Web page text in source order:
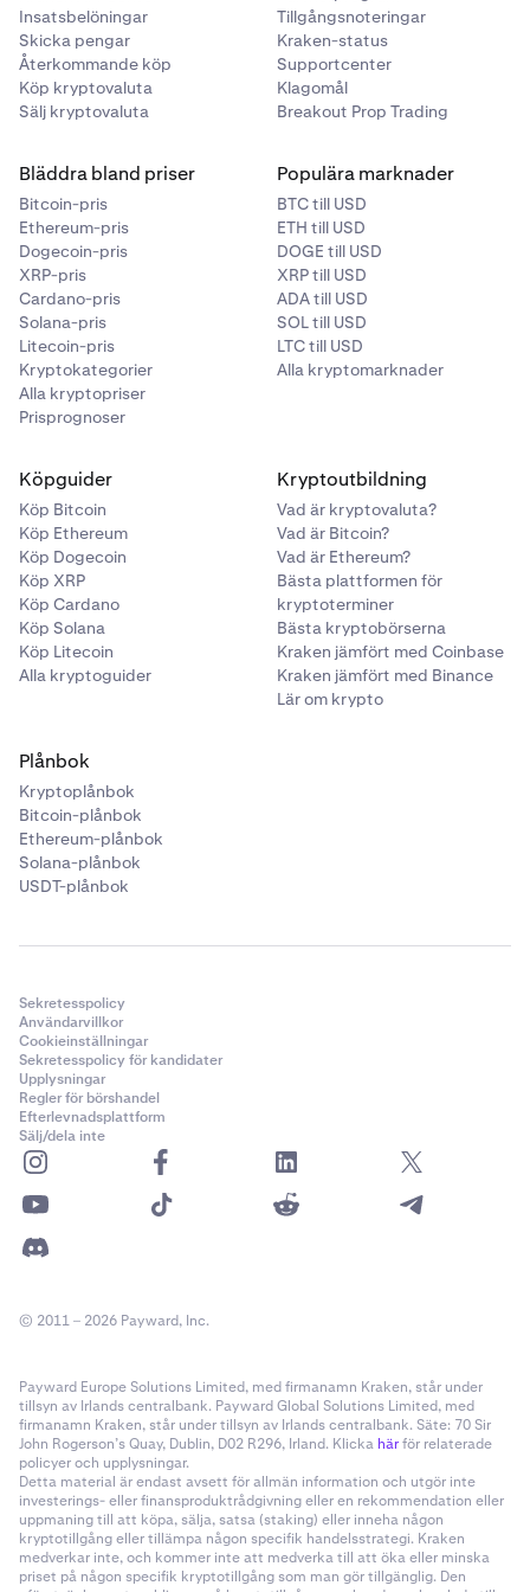
Insatsbelöningar
Skicka pengar
Återkommande köp
Köp kryptovaluta
Sälj kryptovaluta
Tillgångsnoteringar
Kraken-status
Supportcenter
Klagomål
Breakout Prop Trading
Bläddra bland priser
Bitcoin-pris
Ethereum-pris
Dogecoin-pris
XRP-pris
Cardano-pris
Solana-pris
Litecoin-pris
Kryptokategorier
Alla kryptopriser
Prisprognoser
Populära marknader
BTC till USD
ETH till USD
DOGE till USD
XRP till USD
ADA till USD
SOL till USD
LTC till USD
Alla kryptomarknader
Köpguider
Köp Bitcoin
Köp Ethereum
Köp Dogecoin
Köp XRP
Köp Cardano
Köp Solana
Köp Litecoin
Alla kryptoguider
Kryptoutbildning
Vad är kryptovaluta?
Vad är Bitcoin?
Vad är Ethereum?
Bästa plattformen för
kryptoterminer
Bästa kryptobörserna
Kraken jämfört med Coinbase
Kraken jämfört med Binance
Lär om krypto
Plånbok
Kryptoplånbok
Bitcoin-plånbok
Ethereum-plånbok
Solana-plånbok
USDT-plånbok
Sekretesspolicy
Användarvillkor
Cookieinställningar
Sekretesspolicy för kandidater
Upplysningar
Regler för börshandel
Efterlevnadsplattform
Sälj/dela inte
© 2011 – 2026 Payward, Inc.
Payward Europe Solutions Limited, med firmanamn Kraken, står under
tillsyn av Irlands centralbank. Payward Global Solutions Limited, med
firmanamn Kraken, står under tillsyn av Irlands centralbank. Säte: 70 Sir
John Rogerson’s Quay, Dublin, D02 R296, Irland. Klicka härför relaterade
policyer och upplysningar.
Detta material är endast avsett för allmän information och utgör inte
investerings- eller finansproduktrådgivning eller en rekommendation eller
uppmaning till att köpa, sälja, satsa (staking) eller inneha någon
kryptotillgång eller tillämpa någon specifik handelsstrategi. Kraken
medverkar inte, och kommer inte att medverka till att öka eller minska
priset på någon specifik kryptotillgång som man gör tillgänglig. Den